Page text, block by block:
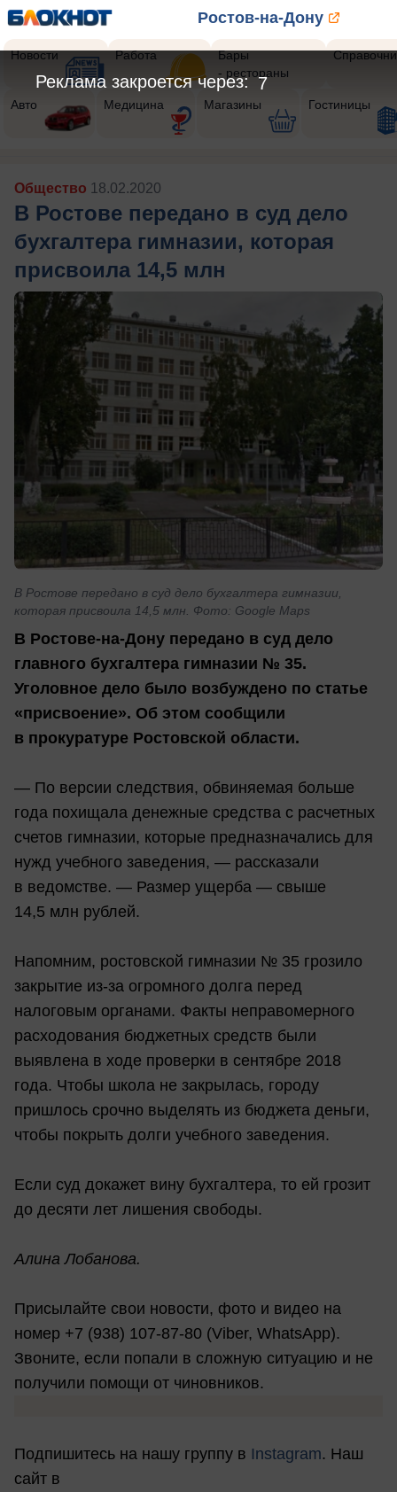
Ростов-на-Дону
Новости Работа
Бары
- рестораны
Авто Медицина Магазины Гостиницы
Общество 18.02.2020
В Ростове передано в суд дело
бухгалтера гимназии, которая
присвоила 14,5 млн
В Ростове передано в суд дело бухгалтера гимназии,
которая присвоила 14,5 млн. Фото: Google Maps
В Ростове-на-Дону передано в суд дело
главного бухгалтера гимназии № 35.
Уголовное дело было возбуждено по статье
«присвоение». Об этом сообщили
в прокуратуре Ростовской области.
— По версии следствия, обвиняемая больше
года похищала денежные средства с расчетных
счетов гимназии, которые предназначались для
нужд учебного заведения, — рассказали
в ведомстве. — Размер ущерба — свыше
14,5 млн рублей.
Напомним, ростовской гимназии № 35 грозило
закрытие из-за огромного долга перед
налоговым органами. Факты неправомерного
расходования бюджетных средств были
выявлена в ходе проверки в сентябре 2018
года. Чтобы школа не закрылась, городу
пришлось срочно выделять из бюджета деньги,
чтобы покрыть долги учебного заведения.
Если суд докажет вину бухгалтера, то ей грозит
до десяти лет лишения свободы.
Алина Лобанова.
Присылайте свои новости, фото и видео на
номер +7 (938) 107-87-80 (Viber, WhatsApp).
Звоните, если попали в сложную ситуацию и не
получили помощи от чиновников.
Подпишитесь на нашу группу в Instagram. Наш
сайт в
5
Реклама закроется через: